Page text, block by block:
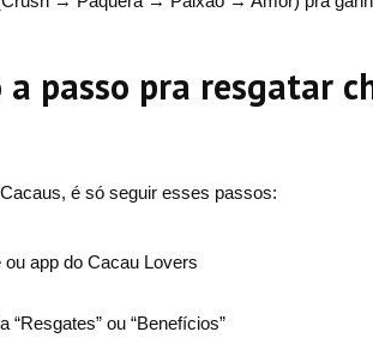
a passo pra resgatar
é só seguir esses passos:
ou app do Cacau Lovers
“Resgates” ou “Benefícios”